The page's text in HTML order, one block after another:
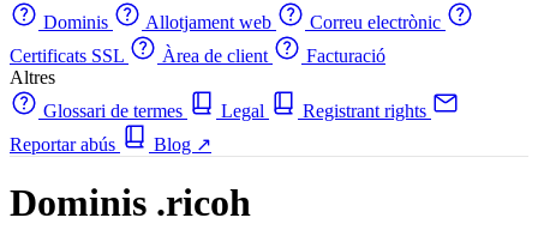
Dominis
Allotjament web
Correu electrònic
Certificats SSL
Àrea de client
Facturació
Altres
Glossari de termes
Legal
Registrant rights
Reportar abús
Blog ↗
Dominis .ricoh